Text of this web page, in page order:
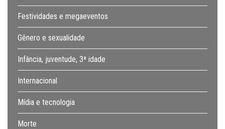
Festividades e megaeventos
Gênero e sexualidade
Infância, juventude, 3ª idade
Internacional
Mídia e tecnologia
Morte